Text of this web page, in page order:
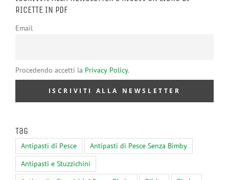
RICETTE IN PDF
Email
Procedendo accetti la Privacy Policy.
Tag
Antipasti di Pesce
Antipasti di Pesce Senza Bimby
Antipasti e Stuzzichini